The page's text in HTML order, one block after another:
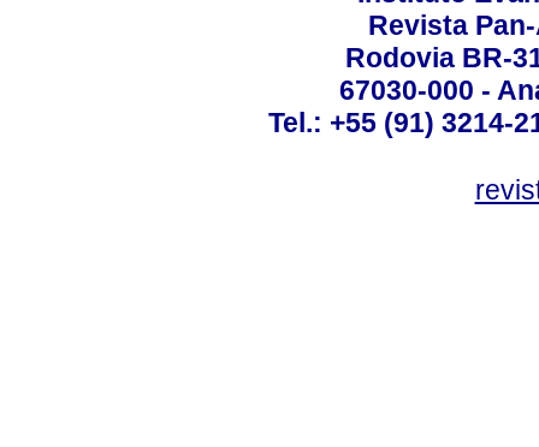
Revista
Rodovia BR-
67030-000 -
Tel.: +55 (91) 3214-